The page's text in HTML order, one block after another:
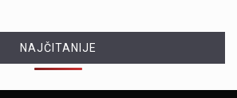
NAJČITANIJE